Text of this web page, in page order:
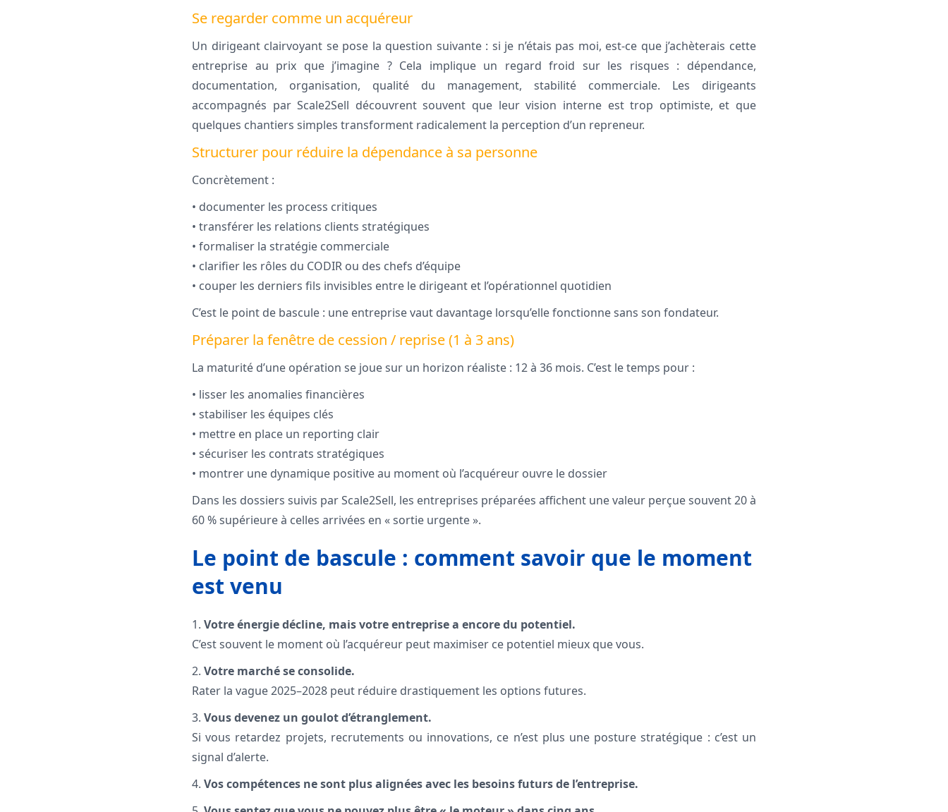
Se regarder comme un acquéreur
Un dirigeant clairvoyant se pose la question suivante : si je n’étais pas moi, est-ce que j’achèterais cette
entreprise au prix que j’imagine ? Cela implique un regard froid sur les risques : dépendance,
documentation, organisation, qualité du management, stabilité commerciale. Les dirigeants
accompagnés par Scale2Sell découvrent souvent que leur vision interne est trop optimiste, et que
quelques chantiers simples transforment radicalement la perception d’un repreneur.
Structurer pour réduire la dépendance à sa personne
Concrètement :
• documenter les process critiques
• transférer les relations clients stratégiques
• formaliser la stratégie commerciale
• clarifier les rôles du CODIR ou des chefs d’équipe
• couper les derniers fils invisibles entre le dirigeant et l’opérationnel quotidien
C’est le point de bascule : une entreprise vaut davantage lorsqu’elle fonctionne sans son fondateur.
Préparer la fenêtre de cession / reprise (1 à 3 ans)
La maturité d’une opération se joue sur un horizon réaliste : 12 à 36 mois. C’est le temps pour :
• lisser les anomalies financières
• stabiliser les équipes clés
• mettre en place un reporting clair
• sécuriser les contrats stratégiques
• montrer une dynamique positive au moment où l’acquéreur ouvre le dossier
Dans les dossiers suivis par Scale2Sell, les entreprises préparées affichent une valeur perçue souvent 20 à
60 % supérieure à celles arrivées en « sortie urgente ».
Le point de bascule : comment savoir que le moment
est venu
1. Votre énergie décline, mais votre entreprise a encore du potentiel.
C’est souvent le moment où l’acquéreur peut maximiser ce potentiel mieux que vous.
2. Votre marché se consolide.
Rater la vague 2025–2028 peut réduire drastiquement les options futures.
3. Vous devenez un goulot d’étranglement.
Si vous retardez projets, recrutements ou innovations, ce n’est plus une posture stratégique : c’est un
signal d’alerte.
4. Vos compétences ne sont plus alignées avec les besoins futurs de l’entreprise.